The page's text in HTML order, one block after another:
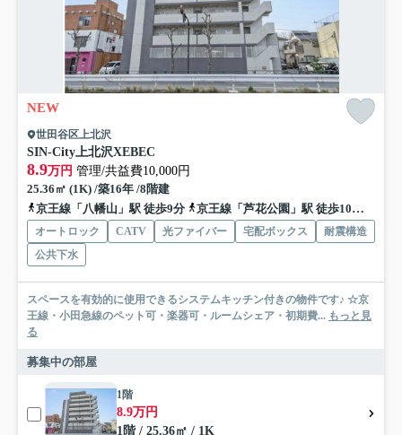
NEW
世田谷区上北沢
SIN-City上北沢XEBEC
8.9万円 管理/共益費10,000円
25.36㎡ (1K) /築16年 /8階建
京王線「八幡山」駅 徒歩9分
京王線「芦花公園」駅 徒歩10分
オートロック CATV 光ファイバー 宅配ボックス
耐震構造
公共下水
スペースを有効的に使用できるシステムキッチン付きの物件です♪ ☆京
王線・小田急線のペット可・楽器可・ルームシェア・初期費... もっと見
る
募集中の部屋
1階
8.9万円
1階 / 25.36㎡ / 1K